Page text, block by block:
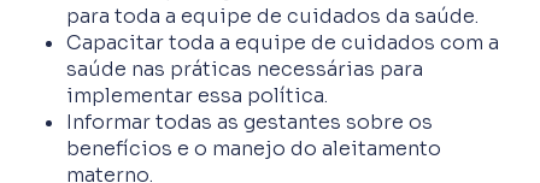
para toda a equipe de cuidados da saúde.
Capacitar toda a equipe de cuidados com a
saúde nas práticas necessárias para
implementar essa política.
Informar todas as gestantes sobre os
benefícios e o manejo do aleitamento
materno.